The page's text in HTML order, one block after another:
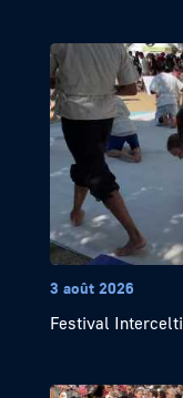
3 août 2026
Festival